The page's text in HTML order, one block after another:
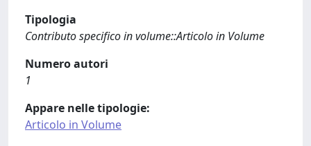
Tipologia
Contributo specifico in volume::Articolo in Volume
Numero autori
1
Appare nelle tipologie:
Articolo in Volume